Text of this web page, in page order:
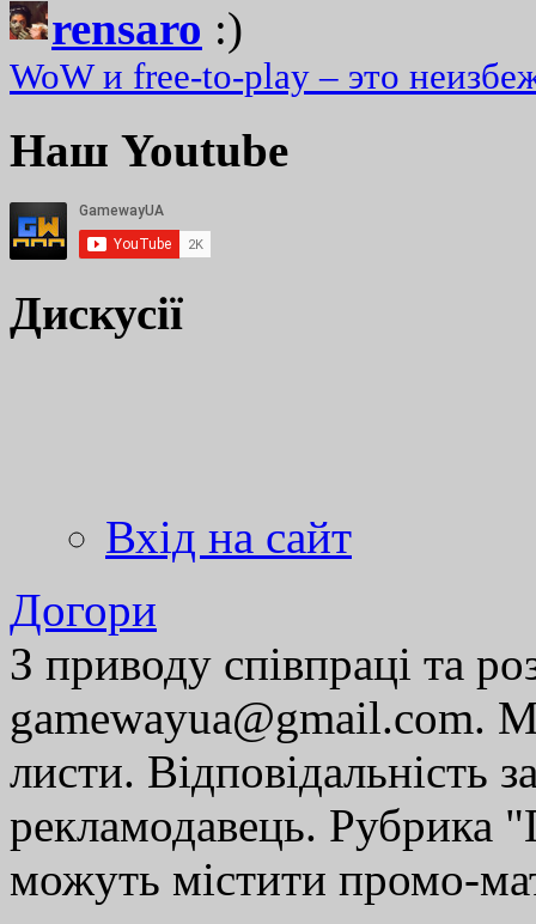
rensaro :)
WoW и free-to-play – это
Наш Youtube
Дискусії
Вхід на сайт
Догори
З приводу співпраці та
gamewayua@gmail.com.
листи. Відповідальність
рекламодавець. Рубрика
можуть містити промо-